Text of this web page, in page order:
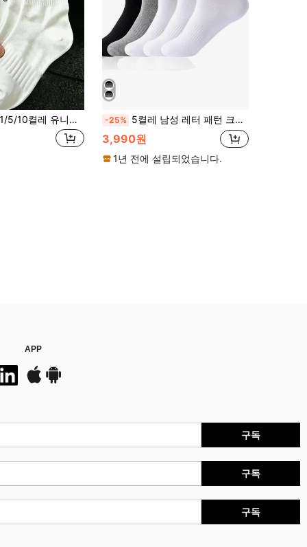
1/5/10켤레 유니섹스 레터 & 넘버 미드카프 양말, 흡습성 & 통기성 스포츠 양말, 일상 착용, 스포츠, 개학 스타일, 사계절용 -25% 5켤레 남성 레터 패턴 크루 삭스, 가을
3,990원
1년 전에 설립되었습니다.
APP
구독
구독
구독